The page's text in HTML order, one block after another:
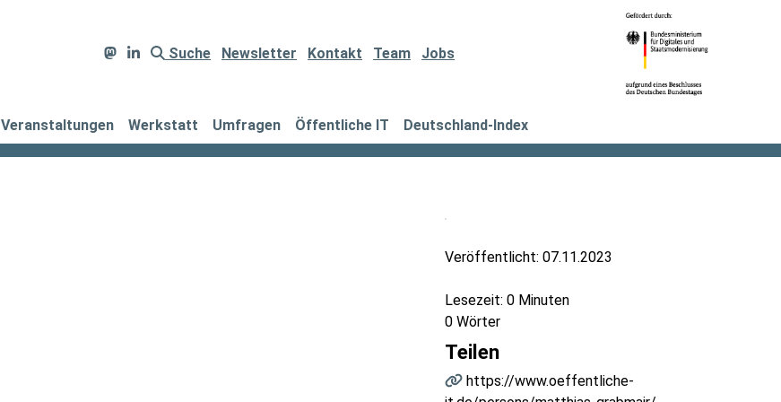
Suche Newsletter Kontakt Team Jobs
Veranstaltungen Werkstatt Umfragen Öffentliche IT Deutschland-Index
Veröffentlicht: 07.11.2023
Lesezeit: 0 Minuten
0 Wörter
Teilen
https://www.oeffentliche-